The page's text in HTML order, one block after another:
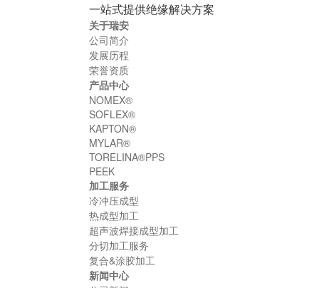
一站式提供绝缘解决方案
关于瑞安
公司简介
发展历程
荣誉资质
产品中心
NOMEX®
SOFLEX®
KAPTON®
MYLAR®
TORELINA®PPS
PEEK
加工服务
冷冲压成型
热成型加工
超声波焊接成型加工
分切加工服务
复合&涂胶加工
新闻中心